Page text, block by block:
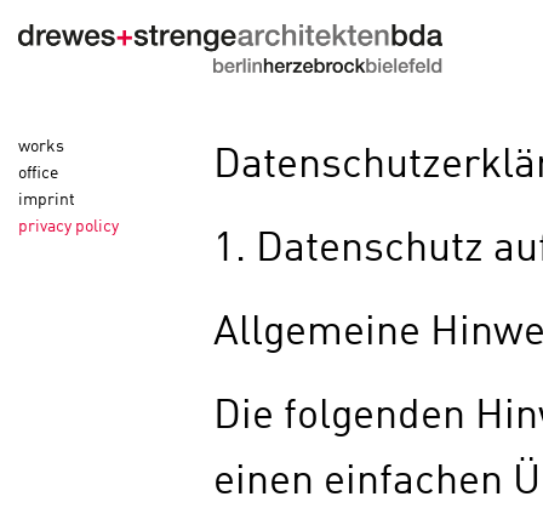
works
office
imprint
privacy policy
1. Datenschutz
Allgemeine
Die folgenden
einen einfachen